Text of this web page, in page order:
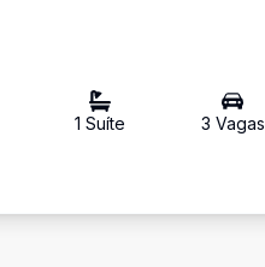
1 Suíte 3 Vagas